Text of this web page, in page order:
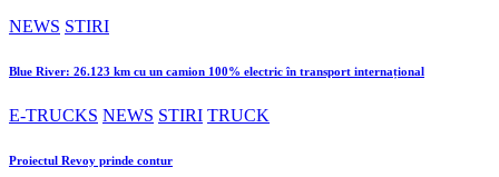
NEWS STIRI
Blue River: 26.123 km cu un camion 100% electric în transport internațional
E-TRUCKS NEWS STIRI TRUCK
Proiectul Revoy prinde contur